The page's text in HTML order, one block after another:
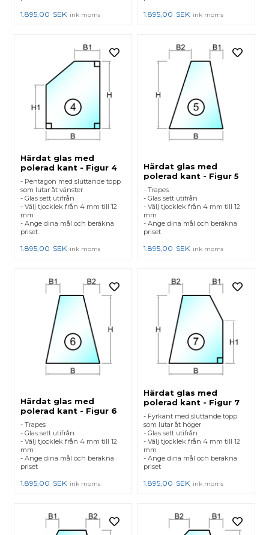
1.895,00 SEK ink moms 1.895,00 SEK ink moms
Härdat glas med
polerad kant - Figur 4
- Pentagon med sluttande topp
som lutar åt vänster
- Glas sett utifrån
- Välj tjocklek från 4 mm till 12
mm
- Ange dina mål och beräkna
priset
1.895,00 SEK ink moms
Härdat glas med
polerad kant - Figur 5
- Trapes
- Glas sett utifrån
- Välj tjocklek från 4 mm till 12
mm
- Ange dina mål och beräkna
priset
1.895,00 SEK ink moms
Härdat glas med
polerad kant - Figur 6
- Trapes
- Glas sett utifrån
- Välj tjocklek från 4 mm till 12
mm
- Ange dina mål och beräkna
priset
1.895,00 SEK ink moms
Härdat glas med
polerad kant - Figur 7
- Fyrkant med sluttande topp
som lutar åt höger
- Glas sett utifrån
- Välj tjocklek från 4 mm till 12
mm
- Ange dina mål och beräkna
priset
1.895,00 SEK ink moms